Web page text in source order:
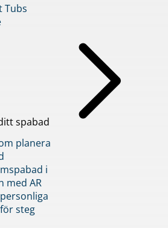
Tubs
spabad
planera
i
med AR
steg